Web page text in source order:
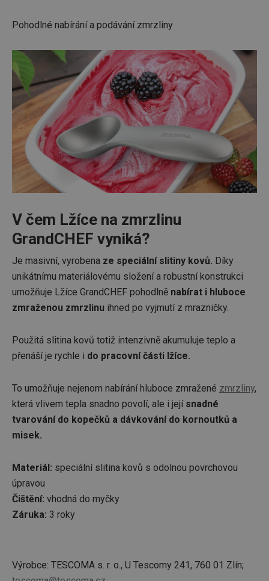
Pohodlné nabírání a podávání zmrzliny
V čem Lžíce na zmrzlinu
GrandCHEF vyniká?
Je masivní, vyrobena ze speciální slitiny kovů. Díky
unikátnímu materiálovému složení a robustní konstrukci
umožňuje Lžíce GrandCHEF pohodlně nabírat i hluboce
zmraženou zmrzlinu ihned po vyjmutí z mrazničky.
Použitá slitina kovů totiž intenzivně akumuluje teplo a
přenáší je rychle i do pracovní části lžíce.
To umožňuje nejenom nabírání hluboce zmražené zmrzliny,
která vlivem tepla snadno povolí, ale i její snadné
tvarování do kopečků a dávkování do kornoutků a
misek.
Materiál: speciální slitina kovů s odolnou povrchovou
úpravou
Čištění: vhodná do myčky
Záruka: 3 roky
Výrobce: TESCOMA s. r. o., U Tescomy 241, 760 01 Zlín;